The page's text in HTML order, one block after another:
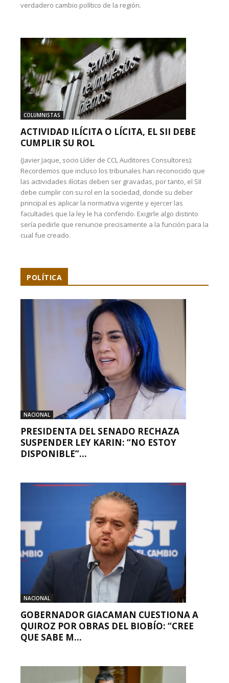
verdadero cambio político de la región.
COLUMNISTAS
ACTIVIDAD ILÍCITA O LÍCITA, EL SII DEBE
CUMPLIR SU ROL
(Javier Jaque, socio Líder de CCL Auditores Consultores):
Recordemos que incluso los tribunales han reconocido que
las actividades ilícitas deben ser gravadas, por tanto, el SII
debe cumplir con su rol en la sociedad, donde su deber
principal es aplicar la normativa vigente y ejercer las
facultades que la ley le ha conferido. Exigirle algo distinto
sería pedirle que renuncie precisamente a la función para la
cual fue creado.
POLÍTICA
NACIONAL
PRESIDENTA DEL SENADO RECHAZA
SUSPENDER LEY KARIN: “NO ESTOY
DISPONIBLE”...
NACIONAL
GOBERNADOR GIACAMAN CUESTIONA A
QUIROZ POR OBRAS DEL BIOBÍO: “CREE
QUE SABE M...